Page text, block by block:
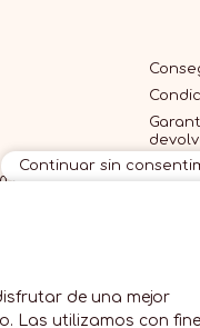
h
Continuar sin
de una mejor
Las utilizamos con